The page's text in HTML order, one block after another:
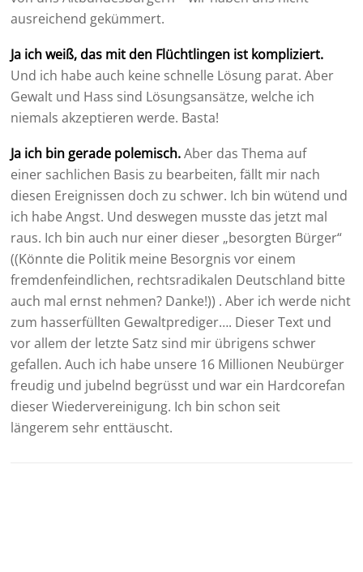
ausreichend gekümmert.
Ja ich weiß, das mit den Flüchtlingen ist kompliziert.
Und ich habe auch keine schnelle Lösung parat. Aber
Gewalt und Hass sind Lösungsansätze, welche ich
niemals akzeptieren werde. Basta!
Ja ich bin gerade polemisch.Aber das Thema auf
einer sachlichen Basis zu bearbeiten, fällt mir nach
diesen Ereignissen doch zu schwer. Ich bin wütend und
ich habe Angst. Und deswegen musste das jetzt mal
raus. Ich bin auch nur einer dieser „besorgten Bürger“
((Könnte die Politik meine Besorgnis vor einem
fremdenfeindlichen, rechtsradikalen Deutschland bitte
auch mal ernst nehmen? Danke!)) . Aber ich werde nicht
zum hasserfüllten Gewaltprediger…. Dieser Text und
vor allem der letzte Satz sind mir übrigens schwer
gefallen. Auch ich habe unsere 16 Millionen Neubürger
freudig und jubelnd begrüsst und war ein Hardcorefan
dieser Wiedervereinigung. Ich bin schon seit
längerem sehr enttäuscht.